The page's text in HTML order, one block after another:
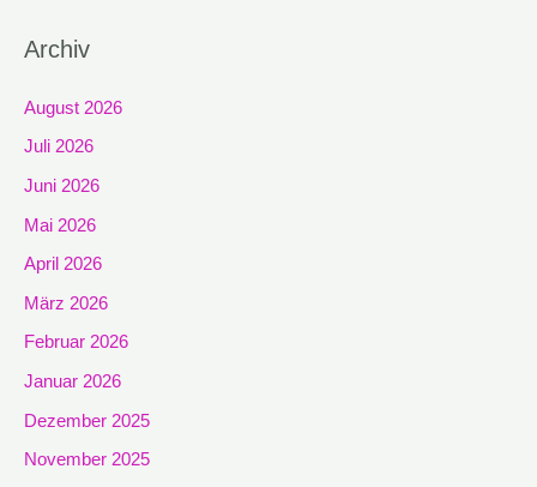
Archiv
August 2026
Juli 2026
Juni 2026
Mai 2026
April 2026
März 2026
Februar 2026
Januar 2026
Dezember 2025
November 2025